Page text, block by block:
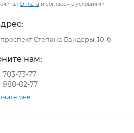
Оплата и согласен с условиями
Степана Бандеры, 10-б
нам:
703-73-77
988-02-77
мне